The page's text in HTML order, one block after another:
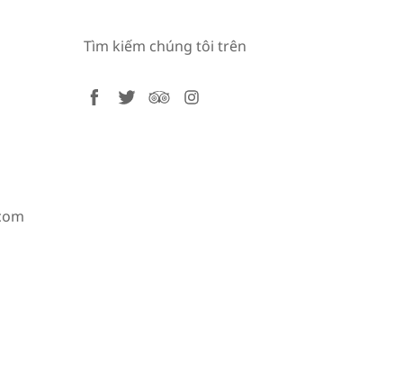
Tìm kiếm chúng tôi trên
facebook
twittertripadvisor